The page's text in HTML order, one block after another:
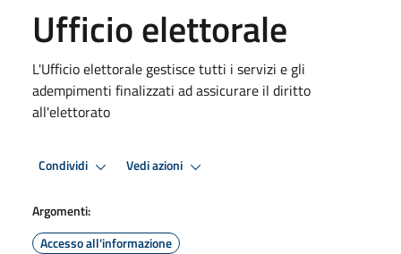
Ufficio elettorale
L'Ufficio elettorale gestisce tutti i servizi e gli
adempimenti finalizzati ad assicurare il diritto
all'elettorato
Condividi Vedi azioni
Argomenti:
Accesso all'informazione